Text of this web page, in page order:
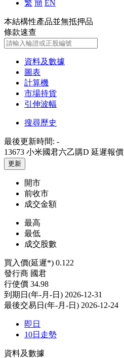
繁 簡 EN
本結構性產品並無抵押品
條款速查
資料及數據
圖表
計算機
市場持貨
引伸波幅
搜尋歷史
最後更新時間: -
13673 小米國君六乙購D 延遲報價
更新
開市
前收市
成交金額
最高
最低
成交股數
買入價(延遲*) 0.122
發行商 國君
行使價 34.98
到期日(年-月-日) 2026-12-31
最後交易日(年-月-日) 2026-12-24
即日
10日走勢
資料及數據